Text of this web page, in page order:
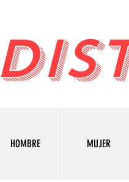
HOMBRE MUJER